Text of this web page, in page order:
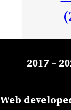
2017 –
Web